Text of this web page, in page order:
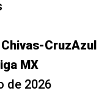
CruzAzul
MX
de 2026